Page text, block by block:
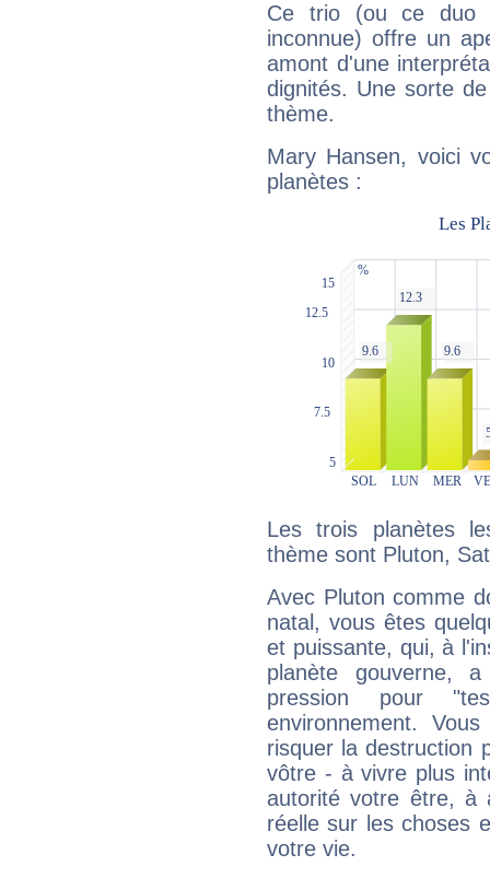
Ce trio (ou ce duo
inconnue) offre un
amont d'une
dignités. Une sorte
thème.
Mary Hansen, voici
planètes :
Les trois planètes
thème sont Pluton,
Avec Pluton comme
natal, vous êtes
et puissante, qui, à
planète gouverne,
pression pour
environnement.
risquer la destruction
vôtre - à vivre plus
autorité votre être, à
réelle sur les choses
votre vie.